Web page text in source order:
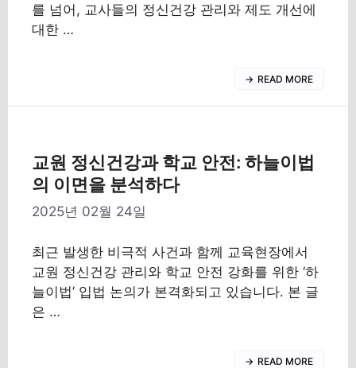
를 넘어, 교사들의 정신건강 관리와 제도 개선에
대한 …
READ MORE
교원 정신건강과 학교 안전: 하늘이법
의 이면을 분석하다
2025년 02월 24일
최근 발생한 비극적 사건과 함께 교육현장에서
교원 정신건강 관리와 학교 안전 강화를 위한 ‘하
늘이법’ 입법 논의가 본격화되고 있습니다. 본 글
은 …
READ MORE